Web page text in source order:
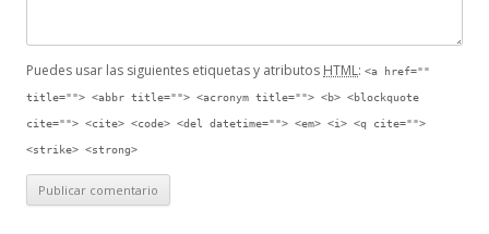
Puedes usar las siguientes etiquetas y atributos HTML: <a href=""
title=""> <abbr title=""> <acronym title=""> <b> <blockquote
cite=""> <cite> <code> <del datetime=""> <em> <i> <q cite="">
<strike> <strong>